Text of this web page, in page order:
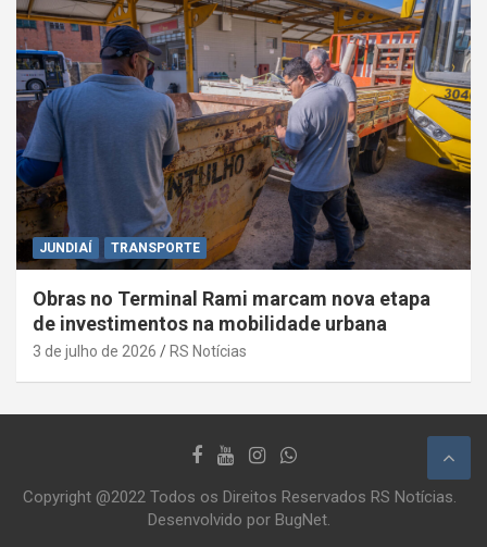
JUNDIAÍ TRANSPORTE
Obras no Terminal Rami marcam nova etapa
de investimentos na mobilidade urbana
3 de julho de 2026 RS Notícias
Copyright @2022 Todos os Direitos Reservados RS Notícias.
Desenvolvido por BugNet.